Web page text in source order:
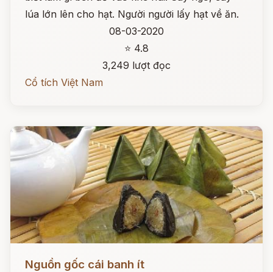
lúa lớn lên cho hạt. Người người lấy hạt về ăn.
08-03-2020
⭐ 4.8
3,249 lượt đọc
Cổ tích Việt Nam
Đọc ngay
Nguồn gốc cái banh ít